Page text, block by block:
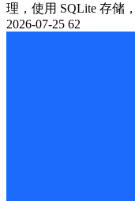
理，使用 SQLite 存储
2026-07-25 62